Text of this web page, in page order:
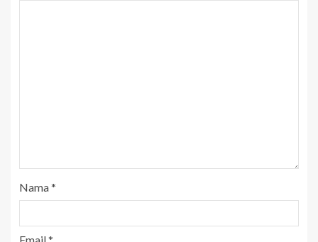
Nama*
Email*